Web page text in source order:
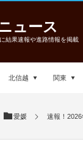
ュース
結果速報や進路情報を掲載
北信越 関東
愛媛 速報！